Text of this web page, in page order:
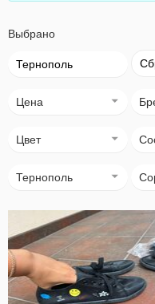
Выбрано
Тернополь
Цена
Цвет
Тернополь